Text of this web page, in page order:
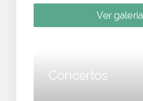
Ver galeria
Concertos